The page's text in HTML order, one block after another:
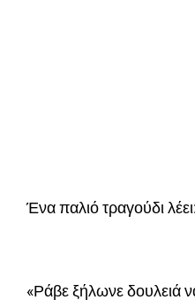
Ένα παλιό τραγούδι λέει:
«Ράβε ξήλωνε δουλειά